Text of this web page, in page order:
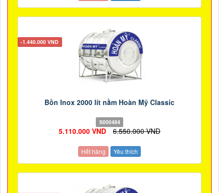
-1.440.000 VND
Bồn Inox 2000 lít nằm Hoàn Mỹ Classic
S000484
5.110.000 VND 6.550.000 VND
Hết hàng Yêu thích